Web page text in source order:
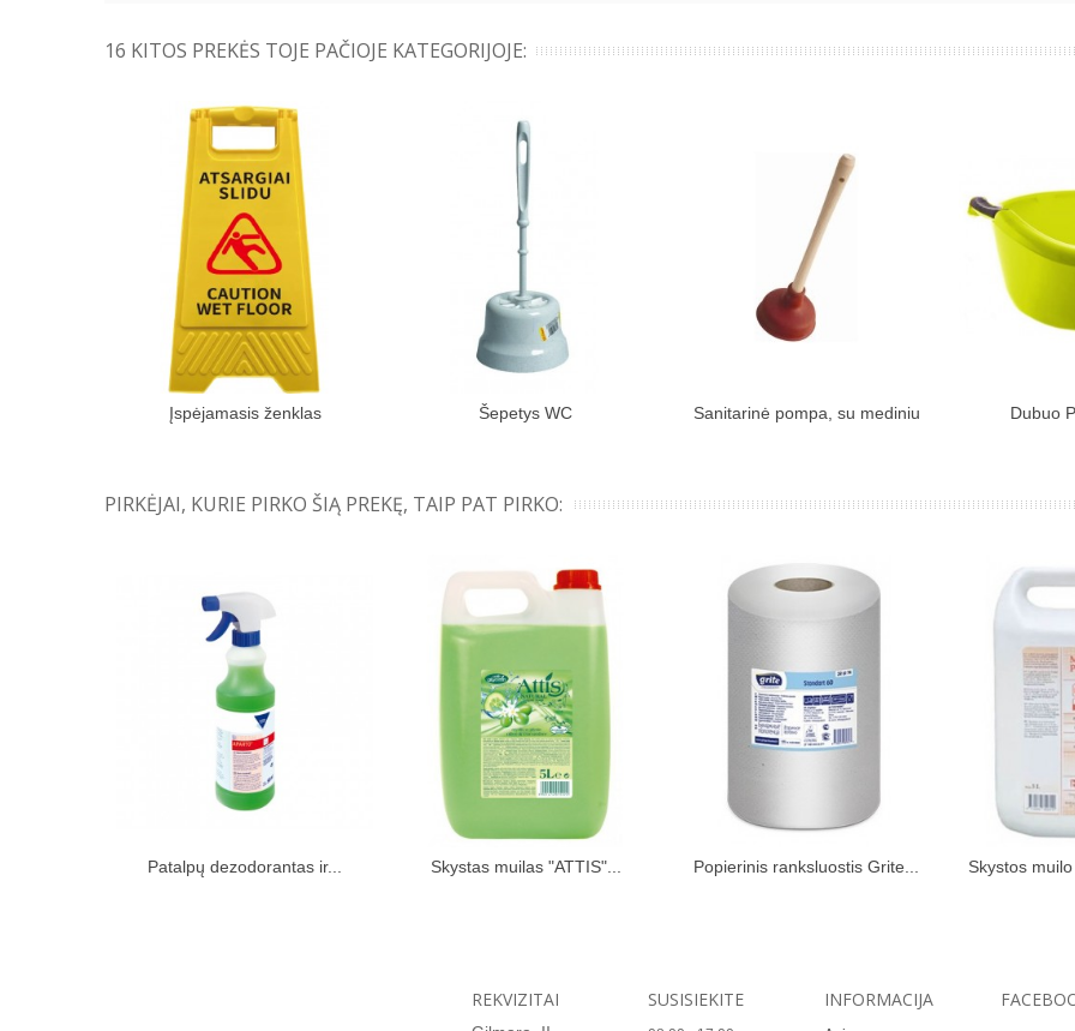
16 KITOS PREKĖS TOJE PAČIOJE KATEGORIJOJE:
Įdėti į pirkinių krepšelį
Įspėjamasis ženklas
Įdėti į pirkinių krepšelį
Šepetys WC Įdėti į pirkinių krepšelį
Sanitarinė pompa, su mediniu
Įdėti į
Dubuo
PIRKĖJAI, KURIE PIRKO ŠIĄ PREKĘ, TAIP PAT PIRKO:
Įdėti į pirkinių krepšelį
Patalpų dezodorantas ir... Įdėti į pirkinių krepšelį
Skystas muilas "ATTIS"... Įdėti į pirkinių krepšelį
Popierinis ranksluostis Grite... Įdėti į
Skystos
REKVIZITAI SUSISIEKITE INFORMACIJA